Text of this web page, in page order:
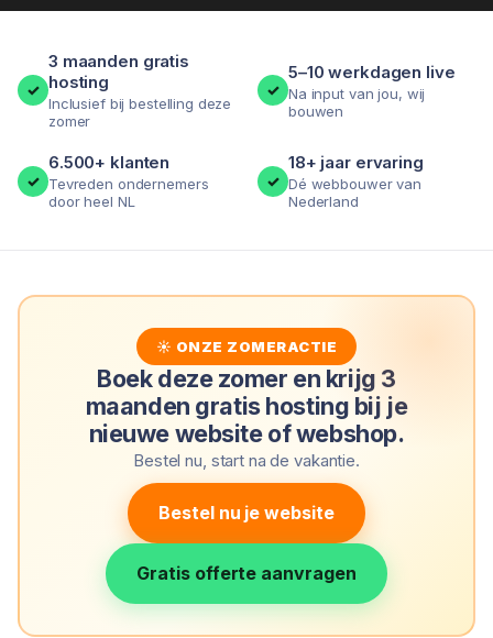
✓
3 maanden gratis
hosting
Inclusief bij bestelling deze
zomer
✓
5–10 werkdagen live
Na input van jou, wij
bouwen
✓
6.500+ klanten
Tevreden ondernemers
door heel NL
✓
18+ jaar ervaring
Dé webbouwer van
Nederland
☀ ONZE ZOMERACTIE
Boek deze zomer en krijg 3
maanden gratis hosting bij je
nieuwe website of webshop.
Bestel nu, start na de vakantie.
Bestel nu je website
Gratis offerte aanvragen